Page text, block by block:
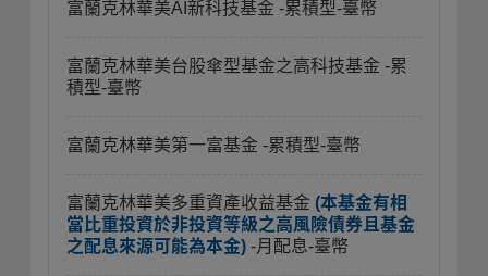
富蘭克林華美AI新科技基金 -累積型-臺幣
富蘭克林華美台股傘型基金之高科技基金 -累
積型-臺幣
富蘭克林華美第一富基金 -累積型-臺幣
富蘭克林華美多重資產收益基金 (本基金有相
當比重投資於非投資等級之高風險債券且基金
之配息來源可能為本金) -月配息-臺幣